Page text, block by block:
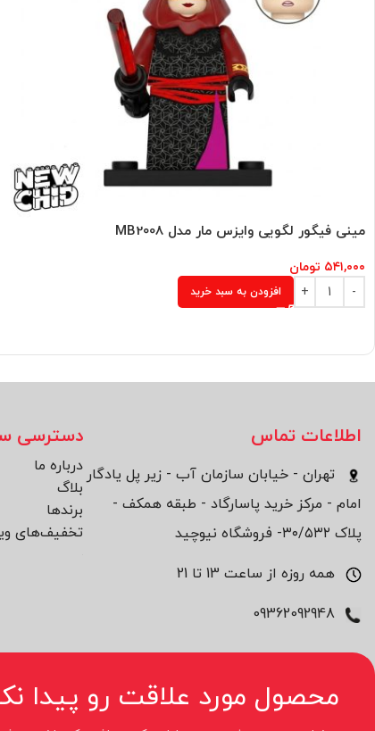
مینی فیگور لگویی وایزس مار مدل MB2008
۵۴۱,۰۰۰ تومان
افزودن به سبد خرید
اطلاعات تماس
تهران - خیابان سازمان آب - زیر پل یادگار
امام - مرکز خرید پاسارگاد - طبقه همکف -
پلاک ۳۰/۵۳۲- فروشگاه نیوچید
همه روزه از ساعت 13 تا 21
دسترسی
درباره ما
بلاگ
برند‌ها
تخفیف‌های
محصول مورد علاقت رو پیدا